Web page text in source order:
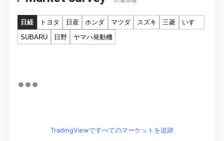
日経 トヨタ 日産 ホンダ マツダ スズキ 三菱
いすゞ
SUBARU
日野 ヤマハ発動機
TradingViewですべてのマーケットを追跡